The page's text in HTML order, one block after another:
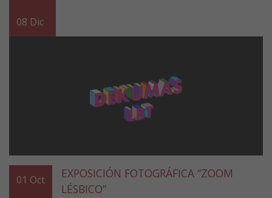
08 Dic
01 Oct
EXPOSICIÓN FOTOGRÁFICA “ZOOM
LÉSBICO”